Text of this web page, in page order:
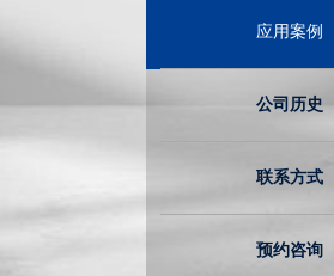
应用案例
公司历史
联系方式
预约咨询